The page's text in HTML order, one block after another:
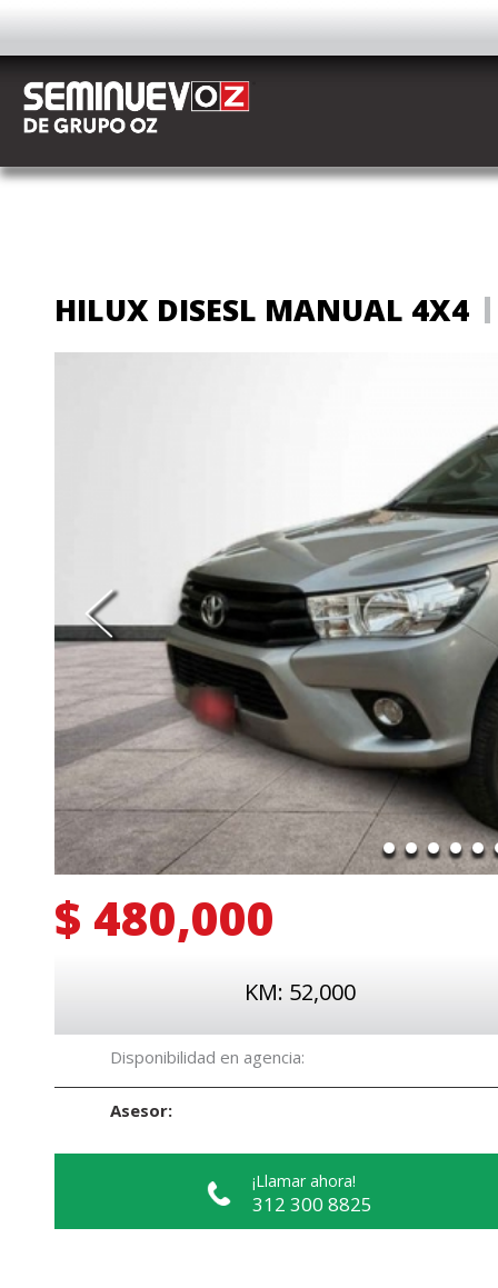
HILUX DISESL MANUAL 4X4
$ 480,000
KM: 52,000
Disponibilidad en agencia:
Asesor:
¡Llamar ahora!
312 300 8825